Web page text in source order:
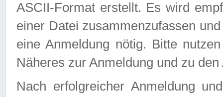
ASCII-Format erstellt. Es wird
einer Datei zusammenzufassen
eine Anmeldung nötig. Bitte
Näheres zur Anmeldung und zu
Nach erfolgreicher Anmeldung